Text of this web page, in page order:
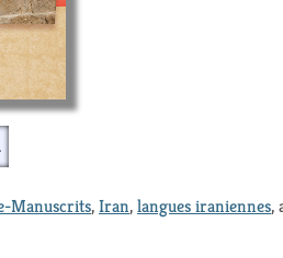
Manuscrits,Iran,langues iraniennes,